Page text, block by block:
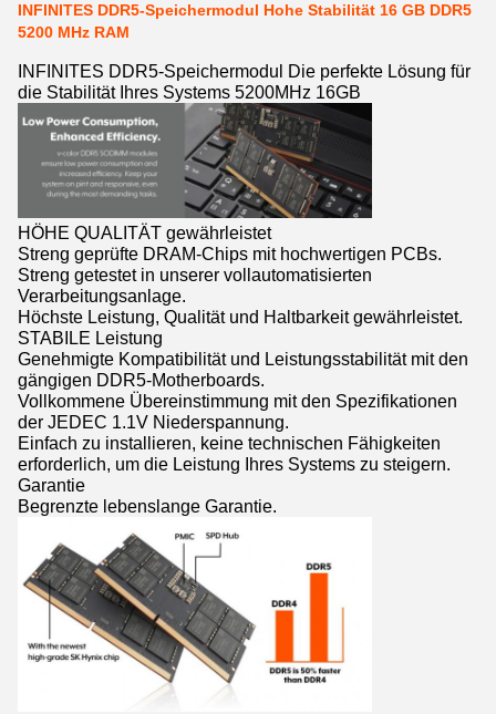
INFINITES DDR5-Speichermodul Hohe Stabilität 16 GB DDR5
5200 MHz RAM
INFINITES DDR5-Speichermodul Die perfekte Lösung für
die Stabilität Ihres Systems 5200MHz 16GB
HÖHE QUALITÄT gewährleistet
Streng geprüfte DRAM-Chips mit hochwertigen PCBs.
Streng getestet in unserer vollautomatisierten
Verarbeitungsanlage.
Höchste Leistung, Qualität und Haltbarkeit gewährleistet.
STABILE Leistung
Genehmigte Kompatibilität und Leistungsstabilität mit den
gängigen DDR5-Motherboards.
Vollkommene Übereinstimmung mit den Spezifikationen
der JEDEC 1.1V Niederspannung.
Einfach zu installieren, keine technischen Fähigkeiten
erforderlich, um die Leistung Ihres Systems zu steigern.
Garantie
Begrenzte lebenslange Garantie.